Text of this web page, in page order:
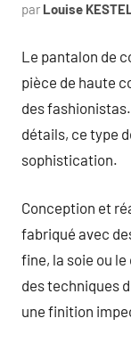
par Louise
Le pantalon de
pièce de haute
des
détails, ce type
sophistication.
Conception et
fabriqué avec
fine, la soie ou
des techniques
une finition